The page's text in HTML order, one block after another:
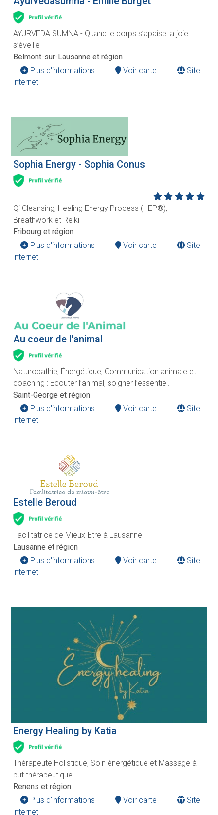
AYURVEDA SUMNA - Quand le corps s’apaise la joie
s’éveille
Belmont-sur-Lausanne et région
Plus d'informations
Voir carte
Site
internet
Sophia Energy - Sophia Conus
Qi Cleansing, Healing Energy Process (HEP®),
Breathwork et Reiki
Fribourg et région
Plus d'informations
Voir carte
Site
internet
Au coeur de l'animal
Naturopathie, Énergétique, Communication animale et
coaching : Écouter l’animal, soigner l’essentiel.
Saint-George et région
Plus d'informations
Voir carte
Site
internet
Estelle Beroud
Facilitatrice de Mieux-Etre à Lausanne
Lausanne et région
Plus d'informations
Voir carte
Site
internet
Energy Healing by Katia
Thérapeute Holistique, Soin énergétique et Massage à
but thérapeutique
Renens et région
Plus d'informations
Voir carte
Site
internet